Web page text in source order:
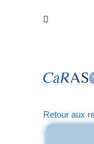
Retour aux